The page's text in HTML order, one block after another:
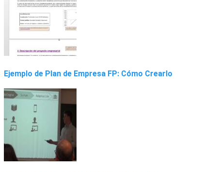
Ejemplo de Plan de Empresa FP: Cómo Crearlo